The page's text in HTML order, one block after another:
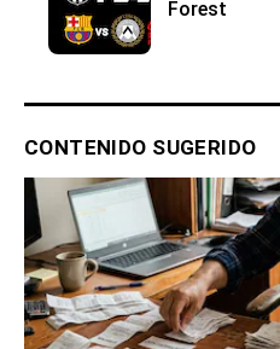
Forest
CONTENIDO SUGERIDO